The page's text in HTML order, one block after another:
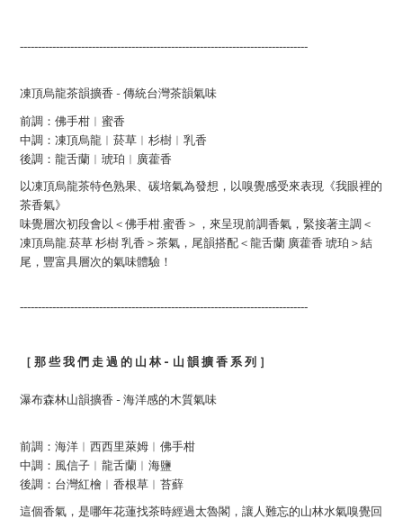
--------------------------------------------------------------------------------
凍頂烏龍茶韻擴香 - 傳統台灣茶韻氣味
前調：佛手柑︱蜜香
中調：凍頂烏龍︱菸草︱杉樹︱乳香
後調：龍舌蘭︱琥珀︱廣藿香
以凍頂烏龍茶特色熟果、碳培氣為發想，以嗅覺感受來表現《我眼裡的
茶香氣》
味覺層次初段會以＜佛手柑 蜜香＞，來呈現前調香氣，緊接著主調＜
凍頂烏龍 菸草 杉樹 乳香＞茶氣，尾韻搭配＜龍舌蘭 廣藿香 琥珀＞結
尾，豐富具層次的氣味體驗！
--------------------------------------------------------------------------------
［ 那 些 我 們 走 過 的 山 林 - 山 韻 擴 香 系 列 ］
瀑布森林山韻擴香 - 海洋感的木質氣味
前調：海洋︱西西里萊姆︱佛手柑
中調：風信子︱龍舌蘭︱海鹽
後調：台灣紅檜︱香根草︱苔蘚
這個香氣，是哪年花蓮找茶時經過太魯閣，讓人難忘的山林水氣嗅覺回